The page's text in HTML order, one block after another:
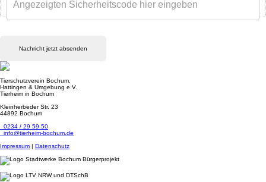
Nachricht jetzt absenden
Tierschutzverein Bochum,
Hattingen & Umgebung e.V.
Tierheim in Bochum
Kleinherbeder Str. 23
44892 Bochum
0234 / 29 59 50
info@tierheim-bochum.de
Impressum | Datenschutz